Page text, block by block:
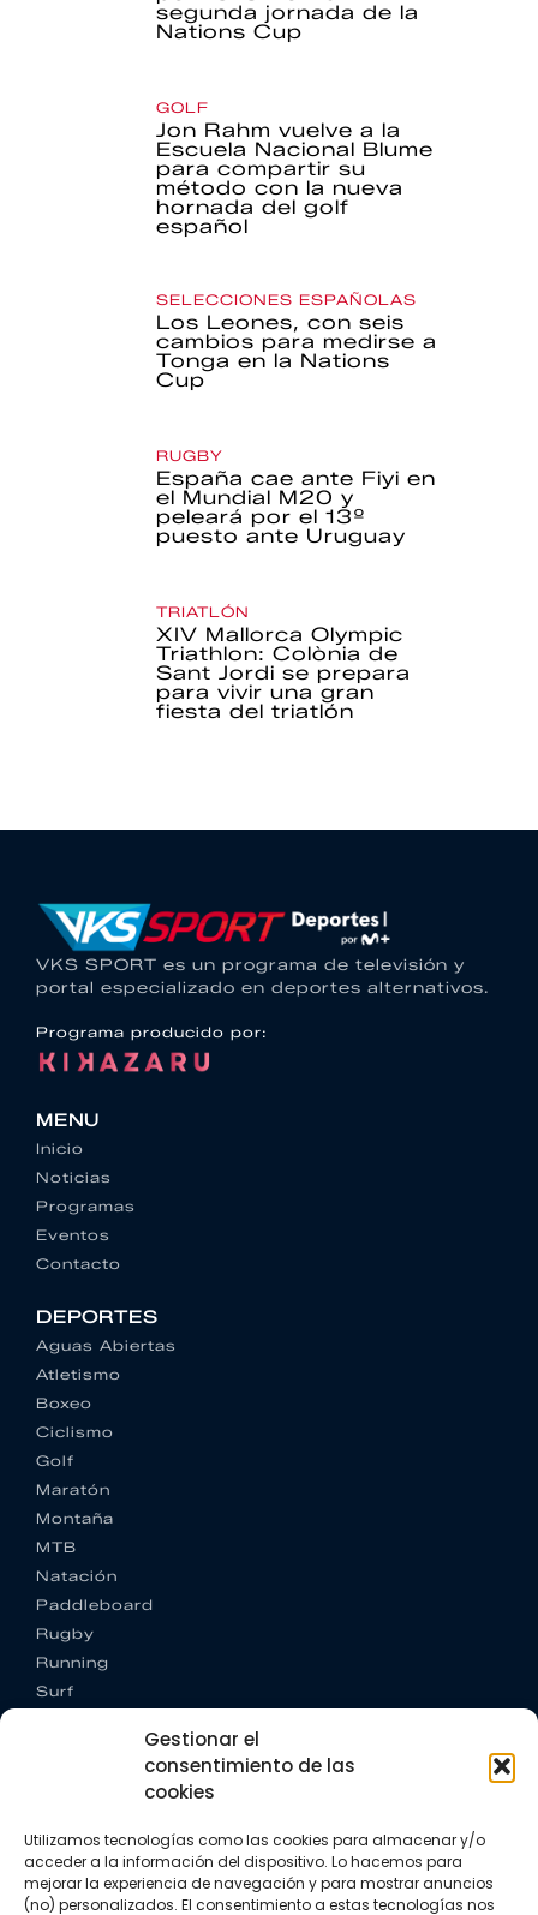
Gestionar el
consentimiento de las
cookies
Utilizamos tecnologías como las cookies para almacenar y/o
acceder a la información del dispositivo. Lo hacemos para
mejorar la experiencia de navegación y para mostrar anuncios
(no) personalizados. El consentimiento a estas tecnologías nos
segunda jornada de la
Nations Cup
GOLF
Jon Rahm vuelve a la
Escuela Nacional Blume
para compartir su
método con la nueva
hornada del golf
español
SELECCIONES ESPAÑOLAS
Los Leones, con seis
cambios para medirse a
Tonga en la Nations
Cup
RUGBY
España cae ante Fiyi en
el Mundial M20 y
peleará por el 13º
puesto ante Uruguay
TRIATLÓN
XIV Mallorca Olympic
Triathlon: Colònia de
Sant Jordi se prepara
para vivir una gran
fiesta del triatlón
VKS SPORT es un programa de televisión y
portal especializado en deportes alternativos.
Programa producido por:
MENU
Inicio
Noticias
Programas
Eventos
Contacto
DEPORTES
Aguas Abiertas
Atletismo
Boxeo
Ciclismo
Golf
Maratón
Montaña
MTB
Natación
Paddleboard
Rugby
Running
Surf
CONTACTO
+34 662 342 177
info@vkssport.com
SÍGUENOS